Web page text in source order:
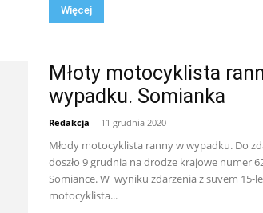
Więcej
Młoty motocyklista
wypadku. Somianka
Redakcja - 11 grudnia 2020
Młody motocyklista ranny w wypadku. Do
doszło 9 grudnia na drodze krajowe numer
Somiance. W wyniku zdarzenia z suvem 15-
motocyklista...